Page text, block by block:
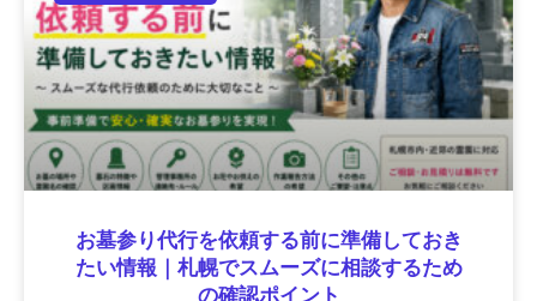
お墓参り代行を依頼する前に準備しておき
たい情報｜札幌でスムーズに相談するため
の確認ポイント